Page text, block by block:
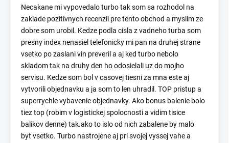
Necakane mi vypovedalo turbo tak som sa rozhodol na
zaklade pozitivnych recenzii pre tento obchod a myslim ze
dobre som urobil. Kedze podla cisla z vadneho turba som
presny index nenasiel telefonicky mi pan na druhej strane
vsetko po zaslani vin preveril a aj ked turbo nebolo
skladom tak na druhy den ho odosielali uz do mojho
servisu. Kedze som bol v casovej tiesni za mna este aj
vytvorili objednavku a ja som to len uhradil. TOP pristup a
superrychle vybavenie objednavky. Ako bonus balenie bolo
tiez top (robim v logistickej spolocnosti a vidim tisice
balikov denne) tak.ako to islo od nich zabalene by malo
byt vsetko. Turbo nastrojene aj pri svojej vyssej vahe a